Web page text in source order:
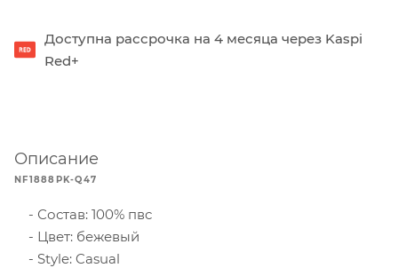
Доступна рассрочка на 4 месяца через Kaspi
Red+
Описание
NF1888PK-Q47
Состав: 100% пвс
Цвет: бежевый
Style: Casual